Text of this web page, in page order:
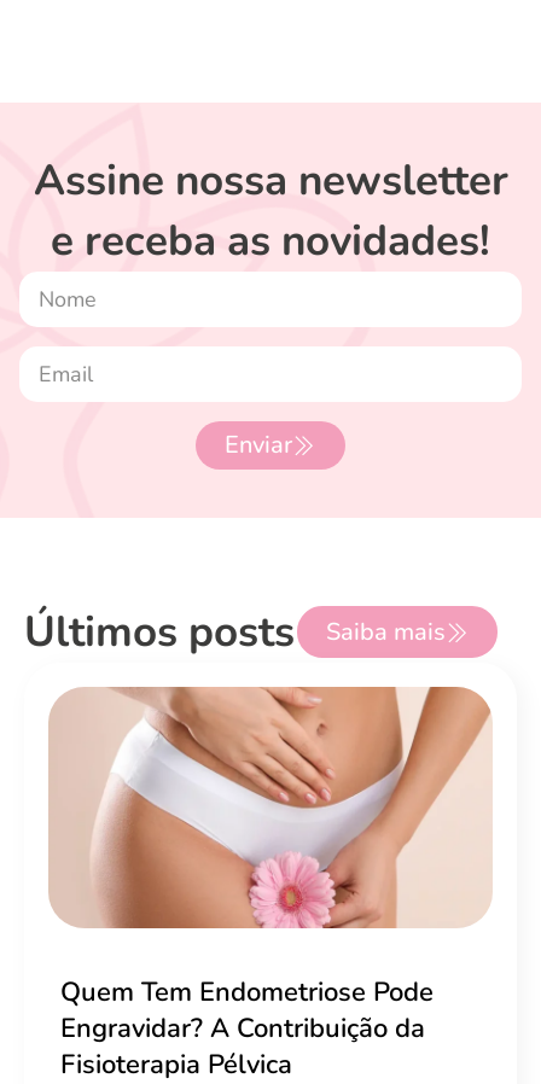
Assine nossa newsletter
e receba as novidades!
Enviar
Últimos posts Saiba mais
Quem Tem Endometriose Pode
Engravidar? A Contribuição da
Fisioterapia Pélvica